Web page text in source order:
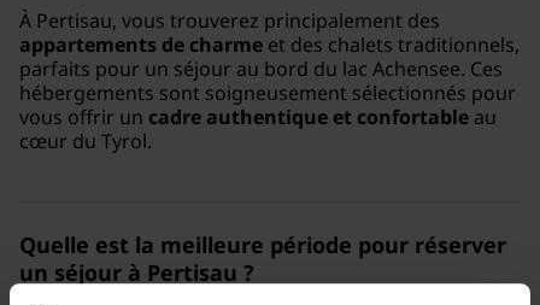
À Pertisau, vous trouverez principalement des
appartements de charme et des chalets traditionnels,
parfaits pour un séjour au bord du lac Achensee. Ces
hébergements sont soigneusement sélectionnés pour
vous offrir un cadre authentique et confortable au
cœur du Tyrol.
Quelle est la meilleure période pour réserver
un séjour à Pertisau ?